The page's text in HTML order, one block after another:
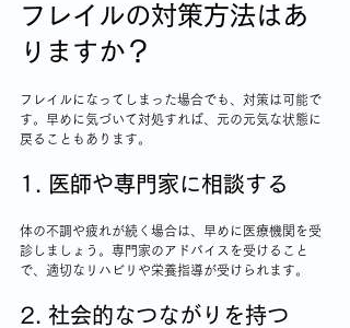
フレイルの対策方法はあ
りますか？
フレイルになってしまった場合でも、対策は可能で
す。早めに気づいて対処すれば、元の元気な状態に
戻ることもあります。
1. 医師や専門家に相談する
体の不調や疲れが続く場合は、早めに医療機関を受
診しましょう。専門家のアドバイスを受けること
で、適切なリハビリや栄養指導が受けられます。
2. 社会的なつながりを持つ